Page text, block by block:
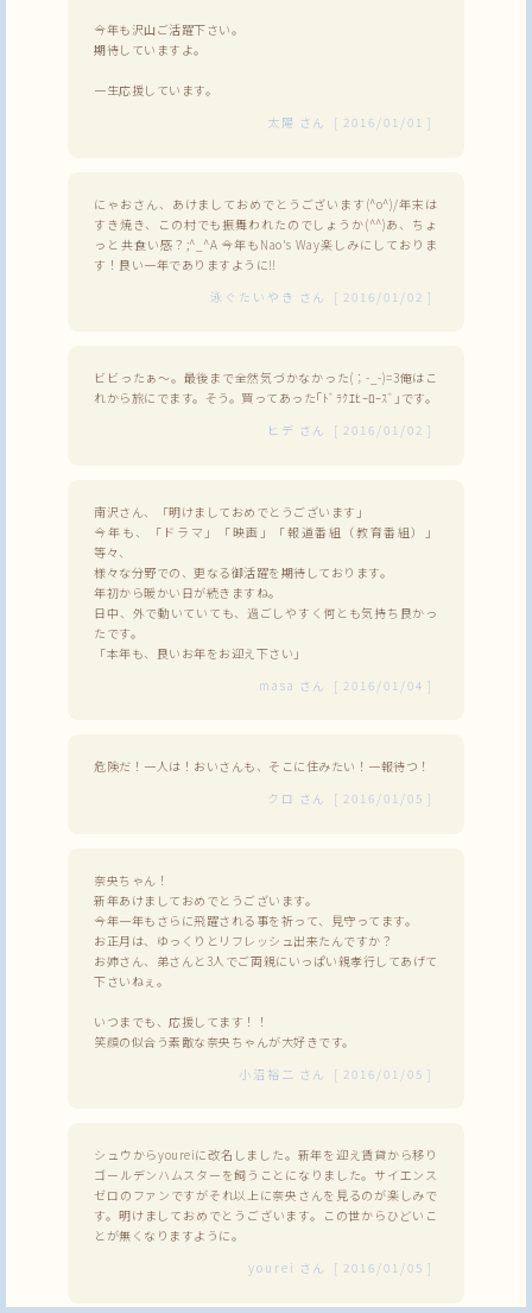
今年も沢山ご活躍下さい。
期待していますよ。
一生応援しています。
太陽 さん [ 2016/01/01 ]
にゃおさん、あけましておめでとうございます(^o^)/年末は
すき焼き、この村でも振舞われたのでしょうか(^^)あ、ちょ
っと共食い感？;^_^A 今年もNao's Way楽しみにしておりま
す！良い一年でありますように‼︎
泳ぐたいやき さん [ 2016/01/02 ]
ビビったぁ～。最後まで全然気づかなかった(；-_-)=3俺はこ
れから旅にでます。そう。買ってあった｢ﾄﾞﾗｸｴﾋｰﾛｰｽﾞ｣です。
ヒデ さん [ 2016/01/02 ]
南沢さん、「明けましておめでとうございます」
今年も、「ドラマ」「映画」「報道番組（教育番組）」
等々、
様々な分野での、更なる御活躍を期待しております。
年初から暖かい日が続きますね。
日中、外で動いていても、過ごしやすく何とも気持ち良かっ
たです。
「本年も、良いお年をお迎え下さい」
masa さん [ 2016/01/04 ]
危険だ！一人は！おいさんも、そこに住みたい！一報待つ！
クロ さん [ 2016/01/05 ]
奈央ちゃん！
新年あけましておめでとうございます。
今年一年もさらに飛躍される事を祈って、見守ってます。
お正月は、ゆっくりとリフレッシュ出来たんですか？
お姉さん、弟さんと3人でご両親にいっぱい親孝行してあげて
下さいねぇ。
いつまでも、応援してます！！
笑顔の似合う素敵な奈央ちゃんが大好きです。
小沼裕二 さん [ 2016/01/05 ]
シュウからyoureiに改名しました。新年を迎え賃貸から移り
ゴールデンハムスターを飼うことになりました。サイエンス
ゼロのファンですがそれ以上に奈央さんを見るのが楽しみで
す。明けましておめでとうございます。この世からひどいこ
とが無くなりますように。
yourei さん [ 2016/01/05 ]